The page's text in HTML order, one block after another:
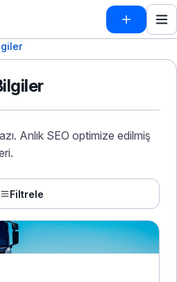
Anlık SEO optimize edilmiş
Filtrele